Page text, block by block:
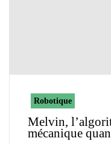
Robotique
Melvin,
mécanique